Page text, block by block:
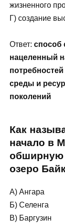
жизненного
Г) создание
Ответ: способ
нацеленный
среды и
поколений
Как
начало в
обширную
озеро
А) Ангара
Б) Селенга
В) Баргузин